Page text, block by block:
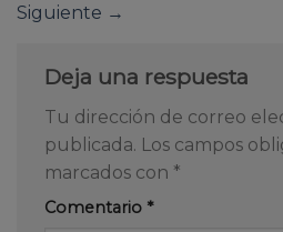
Siguiente →
Deja una respuesta
Tu dirección de correo
publicada. Los campos
marcados con *
Comentario *